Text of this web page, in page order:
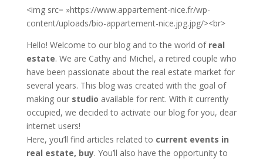
<img src= »https://www.appartement-nice.fr/wp-
content/uploads/bio-appartement-nice.jpg.jpg/><br>
Hello! Welcome to our blog and to the world of real
estate. We are Cathy and Michel, a retired couple who
have been passionate about the real estate market for
several years. This blog was created with the goal of
making our studio available for rent. With it currently
occupied, we decided to activate our blog for you, dear
internet users!
Here, you’ll find articles related to current events in
real estate, buy. You’ll also have the opportunity to